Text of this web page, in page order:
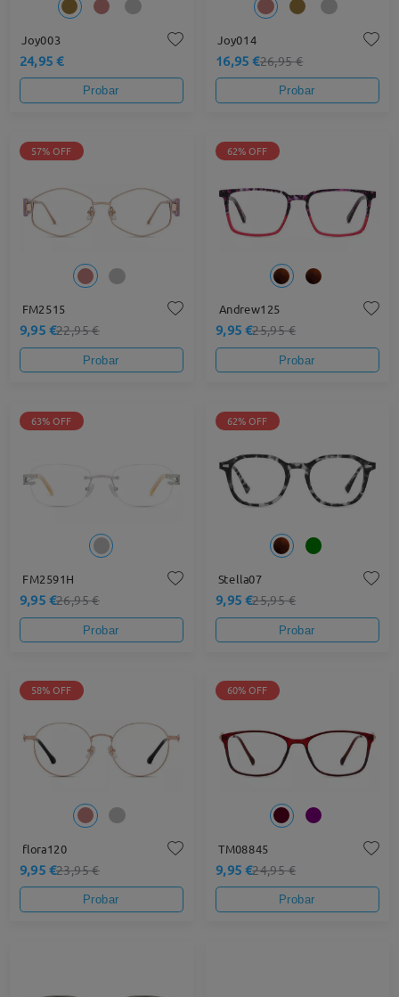
Joy003
24,95 €
Probar
Joy014
16,95 €26,95 €
Probar
57% OFF
FM2515
9,95 €22,95 €
Probar
62% OFF
Andrew125
9,95 €25,95 €
Probar
63% OFF
FM2591H
9,95 €26,95 €
Probar
62% OFF
Stella07
9,95 €25,95 €
Probar
58% OFF
flora120
9,95 €23,95 €
Probar
60% OFF
TM08845
9,95 €24,95 €
Probar